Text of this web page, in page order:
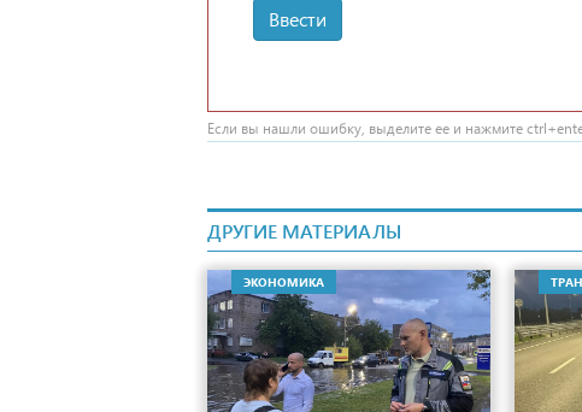
Ввести
Если вы нашли ошибку, выделите ее и нажмите
ДРУГИЕ МАТЕРИАЛЫ
ЭКОНОМИКА